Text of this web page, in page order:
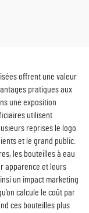
offrent une valeur
pratiques aux
une exposition
utilisent
reprises le logo
et le grand public.
les bouteilles à eau
apparence et leurs
un impact marketing
calcule le coût par
ces bouteilles plus